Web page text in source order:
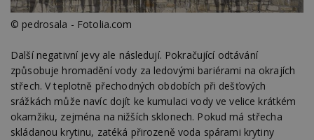
© pedrosala - Fotolia.com
Další negativní jevy ale následují. Pokračující odtávání
způsobuje hromadění vody za ledovými bariérami na okrajích
střech. V teplotně přechodných obdobích při dešťových
srážkách může navíc dojít ke kumulaci vody ve velice krátkém
okamžiku, zejména na nižších sklonech. Pokud má střecha
skládanou krytinu, zatéká přirozeně voda spárami krytiny